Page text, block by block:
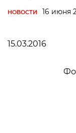
НОВОСТИ 16 июня
15.03.2016